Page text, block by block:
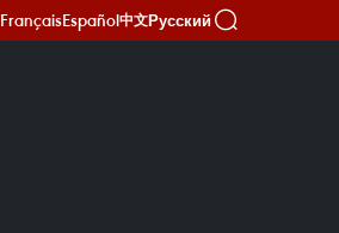
FrançaisEspañol中文Русский